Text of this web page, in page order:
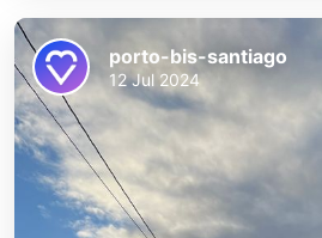
porto-bis-santiago
12 Jul 2024